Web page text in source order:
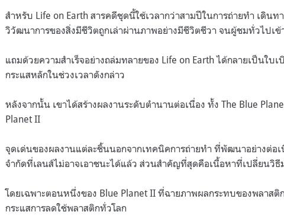
สำหรับ Life on Earth สารคดีชุดนี้ใช้เวลากว่าสามปีในการถ่ายทำ เดินท
วิวัฒนาการของสิ่งมีชีวิตถูกเล่าผ่านภาพอย่างมีชีวิตชีวา จนผู้ชมทั่วไปเข้
แถมด้วยความสำเร็จอย่างถล่มทลายของ Life on Earth ได้กลายเป็นใบ
กระแสหลักในช่วงเวลาดังกล่าว
หลังจากนั้น เขาได้สร้างผลงานระดับตำนานต่อเนื่อง ทั้ง The Blue
Planet II
จุดเด่นของผลงานแต่ละชิ้นนอกจากเทคนิคการถ่ายทำ ที่พัฒนาอย่างต่อ
จำกัดที่เลนส์ไม่อาจเอาชนะได้แล้ว ส่วนสำคัญที่สุดคือเนื้อหาที่เปลี่ยนวิ
โดยเฉพาะตอนหนึ่งของ Blue Planet II ที่ฉายภาพผลกระทบของพลาส
กระแสการลดใช้พลาสติกทั่วโลก